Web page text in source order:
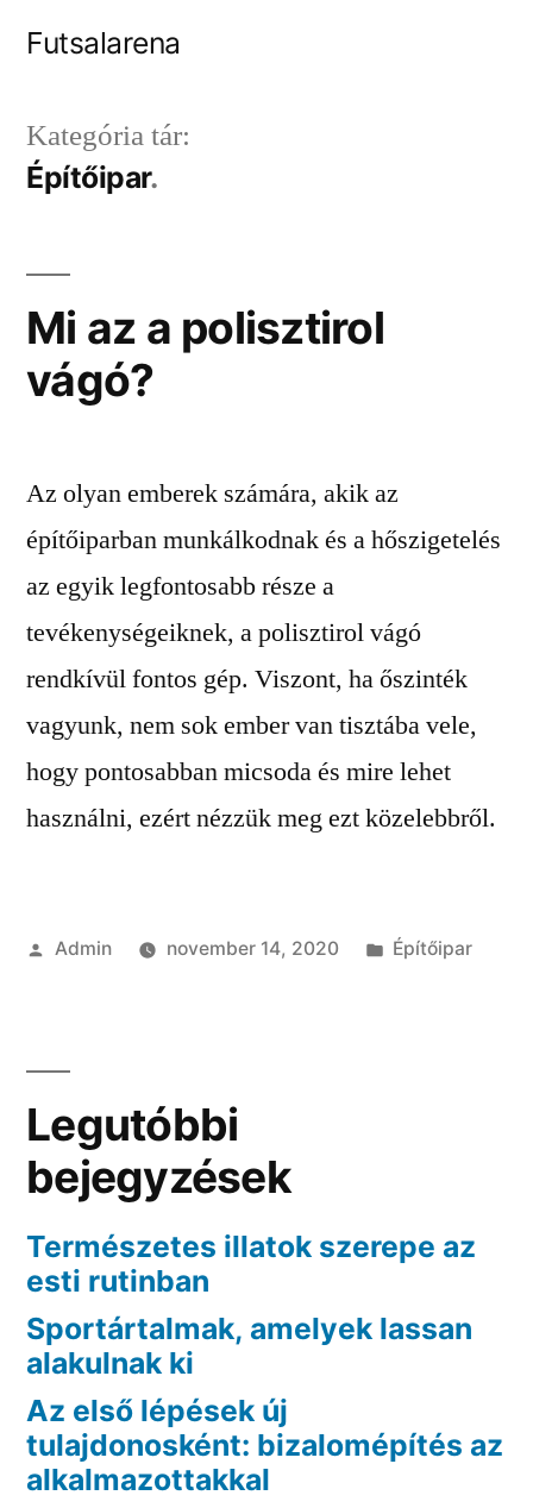
Futsalarena
Kategória tár:
Építőipar
Mi az a polisztirol
vágó?
Az olyan emberek számára, akik az
építőiparban munkálkodnak és a hőszigetelés
az egyik legfontosabb része a
tevékenységeiknek, a polisztirol vágó
rendkívül fontos gép. Viszont, ha őszinték
vagyunk, nem sok ember van tisztába vele,
hogy pontosabban micsoda és mire lehet
használni, ezért nézzük meg ezt közelebbről.
Szerző:
Admin november 14, 2020 Kategória:
Építőipar
Legutóbbi
bejegyzések
Természetes illatok szerepe az
esti rutinban
Sportártalmak, amelyek lassan
alakulnak ki
Az első lépések új
tulajdonosként: bizalomépítés az
alkalmazottakkal